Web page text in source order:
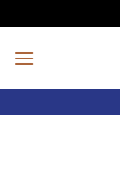
to
content